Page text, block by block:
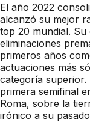
El año 2022
alcanzó su mejor
top 20 mundial. Su
eliminaciones
primeros años
actuaciones más
categoría superior.
primera semifinal
Roma, sobre la
irónico a su